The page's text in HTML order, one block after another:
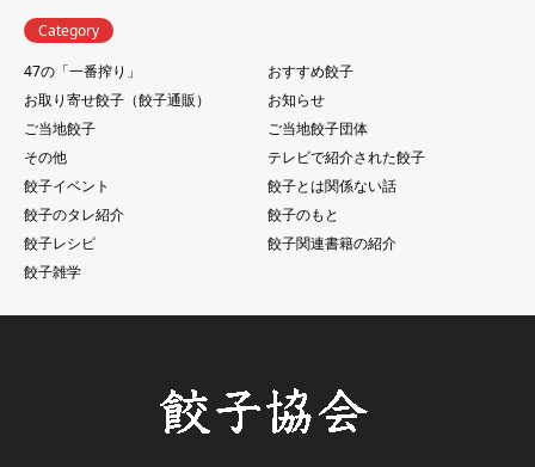
Category
47の「一番搾り」
おすすめ餃子
お取り寄せ餃子（餃子通販）
お知らせ
ご当地餃子
ご当地餃子団体
その他
テレビで紹介された餃子
餃子イベント
餃子とは関係ない話
餃子のタレ紹介
餃子のもと
餃子レシピ
餃子関連書籍の紹介
餃子雑学